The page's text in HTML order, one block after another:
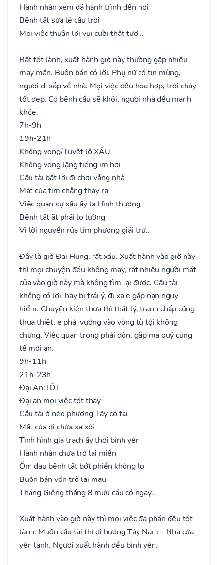
Hành nhân xem đã hành trình đến nơi
Bệnh tật sửa lễ cầu trời
Mọi việc thuận lợi vui cười thật tươi..
Rất tốt lành, xuất hành giờ này thường gặp nhiều
may mắn. Buôn bán có lời. Phụ nữ có tin mừng,
người đi sắp về nhà. Mọi việc đều hòa hợp, trôi chảy
tốt đẹp. Có bệnh cầu sẽ khỏi, người nhà đều mạnh
khỏe.
7h-9h
19h-21h
Không vong/Tuyệt lộ:XẤU
Không vong lặng tiếng im hơi
Cầu tài bất lợi đi chơi vắng nhà
Mất của tìm chẳng thấy ra
Việc quan sự xấu ấy là Hình thương
Bệnh tật ắt phải lo lường
Vì lời nguyền rủa tìm phương giải trừ..
Đây là giờ Đại Hung, rất xấu. Xuất hành vào giờ này
thì mọi chuyện đều không may, rất nhiều người mất
của vào giờ này mà không tìm lại được. Cầu tài
không có lợi, hay bị trái ý, đi xa e gặp nạn nguy
hiểm. Chuyện kiện thưa thì thất lý, tranh chấp cũng
thua thiệt, e phải vướng vào vòng tù tội không
chừng. Việc quan trọng phải đòn, gặp ma quỷ cúng
tế mới an.
9h-11h
21h-23h
Đại An:TỐT
Đại an mọi việc tốt thay
Cầu tài ở nẻo phương Tây có tài
Mất của đi chửa xa xôi
Tình hình gia trạch ấy thời bình yên
Hành nhân chưa trở lại miền
Ốm đau bệnh tật bớt phiền không lo
Buôn bán vốn trở lại mau
Tháng Giêng tháng 8 mưu cầu có ngay..
Xuất hành vào giờ này thì mọi việc đa phần đều tốt
lành. Muốn cầu tài thì đi hướng Tây Nam – Nhà cửa
yên lành. Người xuất hành đều bình yên.